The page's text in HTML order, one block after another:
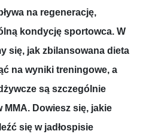
na regenerację,
kondycję sportowca. W
się, jak zbilansowana dieta
na wyniki treningowe, a
są szczególnie
Dowiesz się, jakie
się w jadłospisie